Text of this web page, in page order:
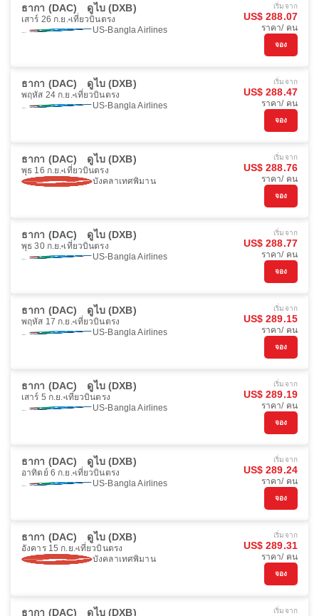
ธากา (DAC) ดูไบ (DXB)
เสาร์ 26 ก.ย. เที่ยวบินตรง
US-Bangla Airlines
เริ่มจาก
US$ 288.07
ราคา/ คน
จอง
ธากา (DAC) ดูไบ (DXB)
พฤหัส 24 ก.ย. เที่ยวบินตรง
US-Bangla Airlines
เริ่มจาก
US$ 288.47
ราคา/ คน
จอง
ธากา (DAC) ดูไบ (DXB)
พุธ 16 ก.ย. เที่ยวบินตรง
บังคลาเทศพิมาน
เริ่มจาก
US$ 288.76
ราคา/ คน
จอง
ธากา (DAC) ดูไบ (DXB)
พุธ 30 ก.ย. เที่ยวบินตรง
US-Bangla Airlines
เริ่มจาก
US$ 288.77
ราคา/ คน
จอง
ธากา (DAC) ดูไบ (DXB)
พฤหัส 17 ก.ย. เที่ยวบินตรง
US-Bangla Airlines
เริ่มจาก
US$ 289.15
ราคา/ คน
จอง
ธากา (DAC) ดูไบ (DXB)
เสาร์ 5 ก.ย. เที่ยวบินตรง
US-Bangla Airlines
เริ่มจาก
US$ 289.19
ราคา/ คน
จอง
ธากา (DAC) ดูไบ (DXB)
อาทิตย์ 6 ก.ย. เที่ยวบินตรง
US-Bangla Airlines
เริ่มจาก
US$ 289.24
ราคา/ คน
จอง
ธากา (DAC) ดูไบ (DXB)
อังคาร 15 ก.ย. เที่ยวบินตรง
บังคลาเทศพิมาน
เริ่มจาก
US$ 289.31
ราคา/ คน
จอง
ธากา (DAC) ดูไบ (DXB) เริ่มจาก